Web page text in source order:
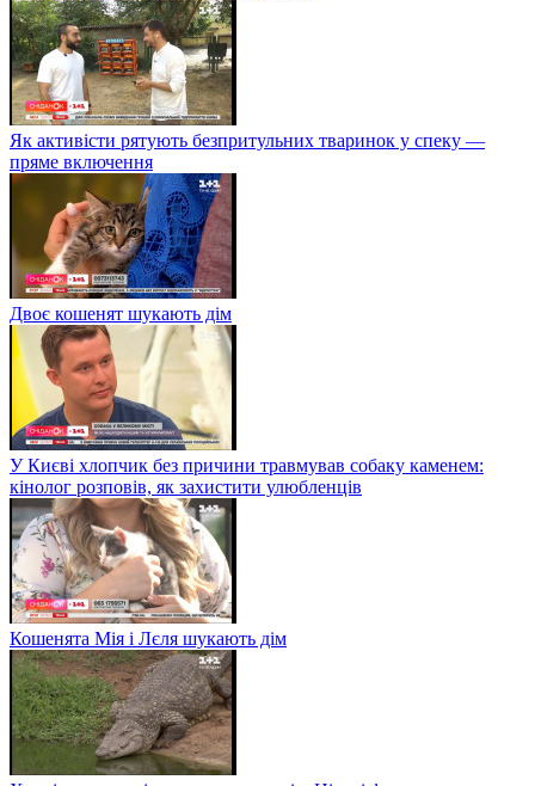
Як активісти рятують безпритульних тваринок у спеку —
пряме включення
Двоє кошенят шукають дім
У Києві хлопчик без причини травмував собаку каменем:
кінолог розповів, як захистити улюбленців
Кошенята Мія і Лєля шукають дім